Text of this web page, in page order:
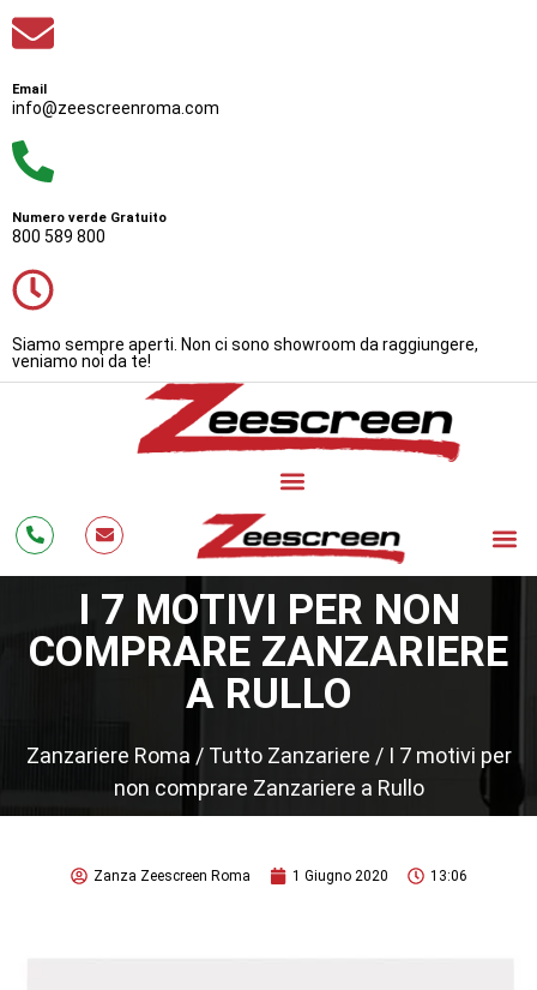
Email
info@zeescreenroma.com
Numero verde Gratuito
800 589 800
Siamo sempre aperti. Non ci sono showroom da raggiungere,
veniamo noi da te!
I 7 MOTIVI PER NON
COMPRARE ZANZARIERE
A RULLO
Zanzariere Roma / Tutto Zanzariere / I 7 motivi per
non comprare Zanzariere a Rullo
Zanza Zeescreen Roma 1 Giugno 2020 13:06